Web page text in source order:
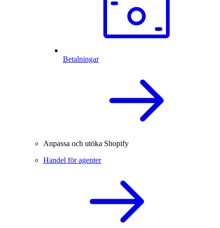
Betalningar
Anpassa och utöka Shopify
Handel för agenter